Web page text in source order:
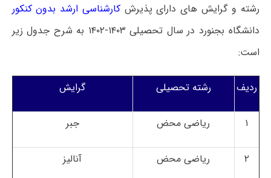
رشته و گرایش های دارای پذیرشکارشناسی ارشد بدون کنکور
دانشگاه بجنورد در سال تحصیلی ۱۴۰۳-۱۴۰۲ به شرح جدول زیر
است:
ردیف رشته تحصیلی گرایش
۱ ریاضی محض جبر
۲ ریاضی محض آنالیز